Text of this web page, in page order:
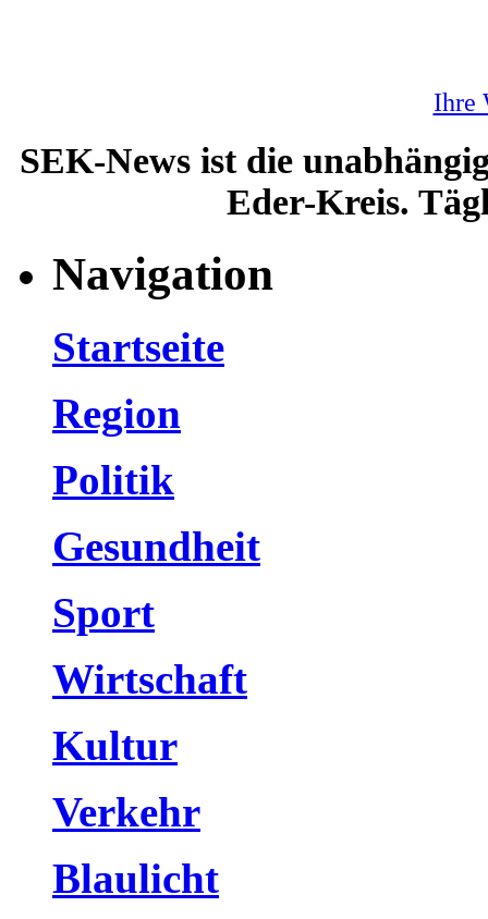
Ihre
SEK-News ist die
Eder-Kreis.
Navigation
Startseite
Region
Politik
Gesundheit
Sport
Wirtschaft
Kultur
Verkehr
Blaulicht